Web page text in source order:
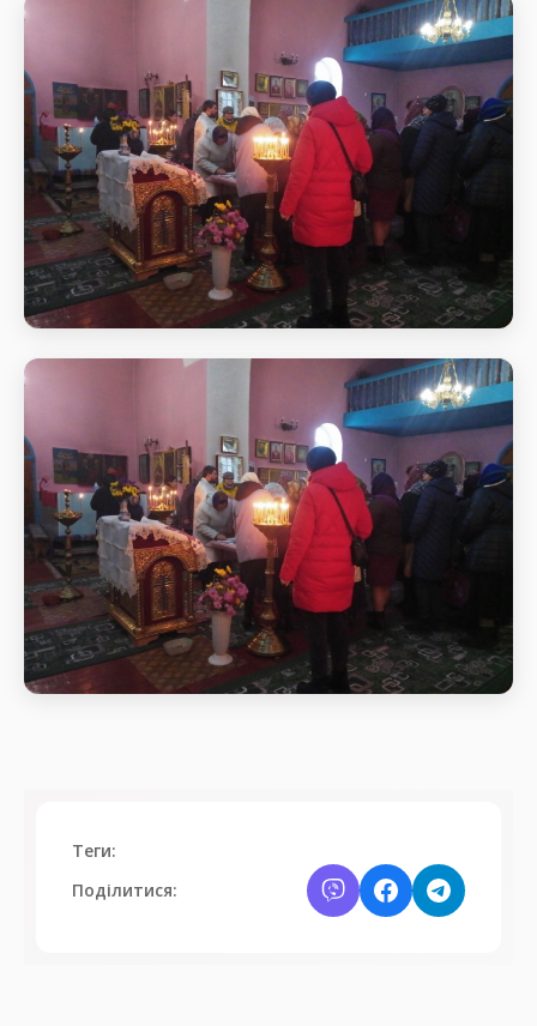
Святкове богослужіння
Святкове богослужіння
Теги:
Поділитися: